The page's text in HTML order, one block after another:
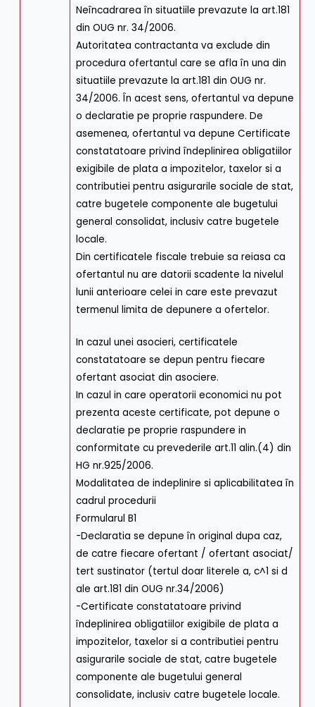
Neîncadrarea în situatiile prevazute la art.181
din OUG nr. 34/2006.
Autoritatea contractanta va exclude din
procedura ofertantul care se afla în una din
situatiile prevazute la art.181 din OUG nr.
34/2006. În acest sens, ofertantul va depune
o declaratie pe proprie raspundere. De
asemenea, ofertantul va depune Certificate
constatatoare privind îndeplinirea obligatiilor
exigibile de plata a impozitelor, taxelor si a
contributiei pentru asigurarile sociale de stat,
catre bugetele componente ale bugetului
general consolidat, inclusiv catre bugetele
locale.
Din certificatele fiscale trebuie sa reiasa ca
ofertantul nu are datorii scadente la nivelul
lunii anterioare celei in care este prevazut
termenul limita de depunere a ofertelor.
In cazul unei asocieri, certificatele
constatatoare se depun pentru fiecare
ofertant asociat din asociere.
In cazul in care operatorii economici nu pot
prezenta aceste certificate, pot depune o
declaratie pe proprie raspundere in
conformitate cu prevederile art.11 alin.(4) din
HG nr.925/2006.
Modalitatea de indeplinire si aplicabilitatea în
cadrul procedurii
Formularul B1
-Declaratia se depune în original dupa caz,
de catre fiecare ofertant / ofertant asociat/
tert sustinator (tertul doar literele a, c^1 si d
ale art.181 din OUG nr.34/2006)
-Certificate constatatoare privind
îndeplinirea obligatiilor exigibile de plata a
impozitelor, taxelor si a contributiei pentru
asigurarile sociale de stat, catre bugetele
componente ale bugetului general
consolidate, inclusiv catre bugetele locale.